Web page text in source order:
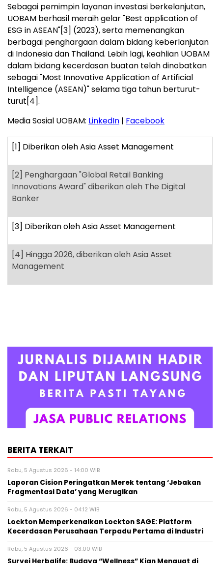
Sebagai pemimpin layanan investasi berkelanjutan,
UOBAM berhasil meraih gelar "Best application of
ESG in ASEAN"[3] (2023), serta memenangkan
berbagai penghargaan dalam bidang keberlanjutan
di Indonesia dan Thailand. Lebih lagi, keahlian UOBAM
dalam bidang kecerdasan buatan telah dinobatkan
sebagai "Most Innovative Application of Artificial
Intelligence (ASEAN)" selama tiga tahun berturut-
turut[4].
Media Sosial UOBAM: LinkedIn | Facebook
[1] Diberikan oleh Asia Asset Management
[2] Penghargaan "Global Retail Banking
Innovations Award" diberikan oleh The Digital
Banker
[3] Diberikan oleh Asia Asset Management
[4] Hingga 2026, diberikan oleh Asia Asset
Management
BERITA TERKAIT
Rabu, 5 Agustus 2026 - 14:00 WIB
Laporan Cision Peringatkan Merek tentang ‘Jebakan
Fragmentasi Data’ yang Merugikan
Rabu, 5 Agustus 2026 - 04:12 WIB
Lockton Memperkenalkan Lockton SAGE: Platform
Kecerdasan Perusahaan Terpadu Pertama di Industri
Rabu, 5 Agustus 2026 - 03:00 WIB